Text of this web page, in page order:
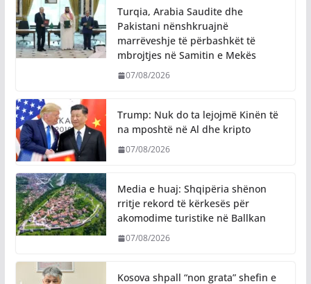
Turqia, Arabia Saudite dhe
Pakistani nënshkruajnë
marrëveshje të përbashkët të
mbrojtjes në Samitin e Mekës
07/08/2026
Trump: Nuk do ta lejojmë Kinën të
na mposhtë në Al dhe kripto
07/08/2026
Media e huaj: Shqipëria shënon
rritje rekord të kërkesës për
akomodime turistike në Ballkan
07/08/2026
Kosova shpall “non grata” shefin e